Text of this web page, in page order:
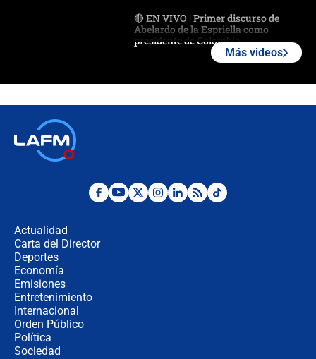
🔴 EN VIVO | Primer discurso de
Abelardo de la Espriella como
presidente de Colombia
Desde dermatitis hasta infecciones:
Más videos
Actualidad
Carta del Director
Deportes
Economía
Emisiones
Entretenimiento
Internacional
Orden Público
Política
Sociedad